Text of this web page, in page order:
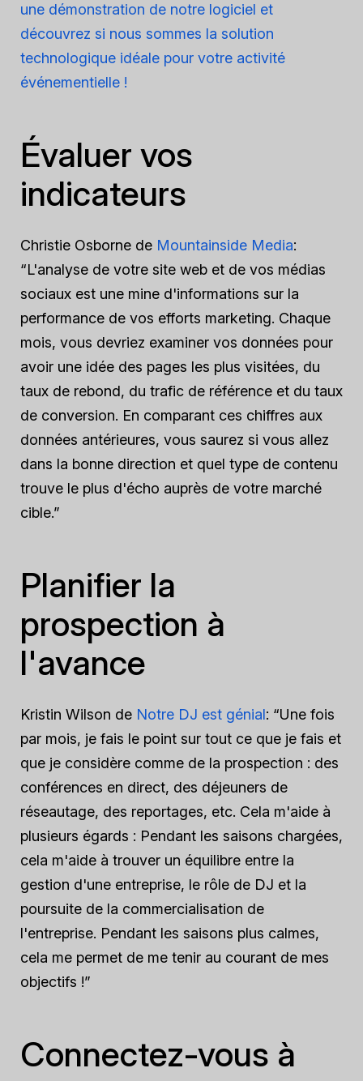
une démonstration de notre logiciel et
découvrez si nous sommes la solution
technologique idéale pour votre activité
événementielle !
Évaluer vos
indicateurs
Christie Osborne de Mountainside Media:
“L'analyse de votre site web et de vos médias
sociaux est une mine d'informations sur la
performance de vos efforts marketing. Chaque
mois, vous devriez examiner vos données pour
avoir une idée des pages les plus visitées, du
taux de rebond, du trafic de référence et du taux
de conversion. En comparant ces chiffres aux
données antérieures, vous saurez si vous allez
dans la bonne direction et quel type de contenu
trouve le plus d'écho auprès de votre marché
cible.”
Planifier la
prospection à
l'avance
Kristin Wilson de Notre DJ est génial: “Une fois
par mois, je fais le point sur tout ce que je fais et
que je considère comme de la prospection : des
conférences en direct, des déjeuners de
réseautage, des reportages, etc. Cela m'aide à
plusieurs égards : Pendant les saisons chargées,
cela m'aide à trouver un équilibre entre la
gestion d'une entreprise, le rôle de DJ et la
poursuite de la commercialisation de
l'entreprise. Pendant les saisons plus calmes,
cela me permet de me tenir au courant de mes
objectifs !”
Connectez-vous à